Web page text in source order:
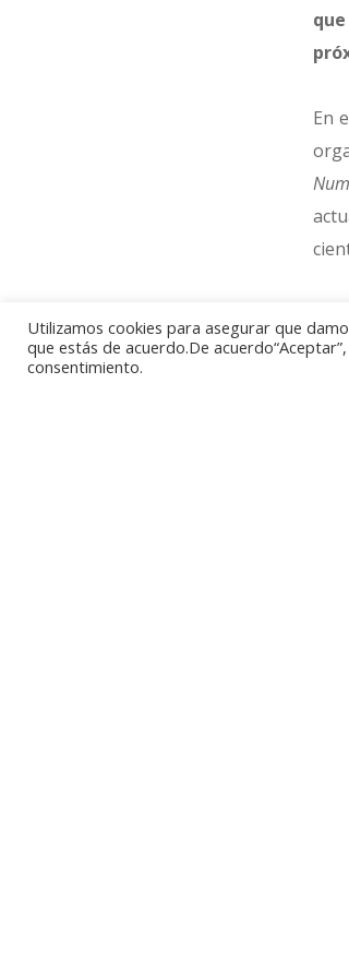
En
Utilizamos cookies para asegurar que
que estás de acuerdo.De
consentimiento.